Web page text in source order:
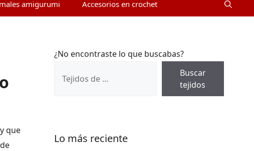
amigurumi Accesorios en crochet
que
¿No encontraste lo que buscabas?
Buscar
tejidos
Lo más reciente